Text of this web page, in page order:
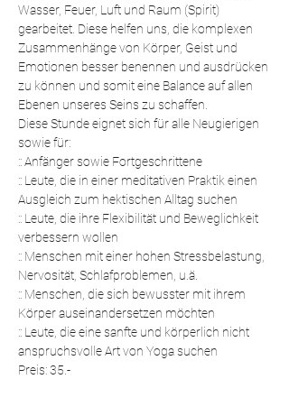
Wasser, Feuer, Luft und Raum (Spirit)
gearbeitet. Diese helfen uns, die komplexen
Zusammenhänge von Körper, Geist und
Emotionen besser benennen und ausdrücken
zu können und somit eine Balance auf allen
Ebenen unseres Seins zu schaffen.
Diese Stunde eignet sich für alle Neugierigen
sowie für:
:: Anfänger sowie Fortgeschrittene
:: Leute, die in einer meditativen Praktik einen
Ausgleich zum hektischen Alltag suchen
:: Leute, die ihre Flexibilität und Beweglichkeit
verbessern wollen
:: Menschen mit einer hohen Stressbelastung,
Nervosität, Schlafproblemen, u.ä.
:: Menschen, die sich bewusster mit ihrem
Körper auseinandersetzen möchten
:: Leute, die eine sanfte und körperlich nicht
anspruchsvolle Art von Yoga suchen
Preis: 35.-